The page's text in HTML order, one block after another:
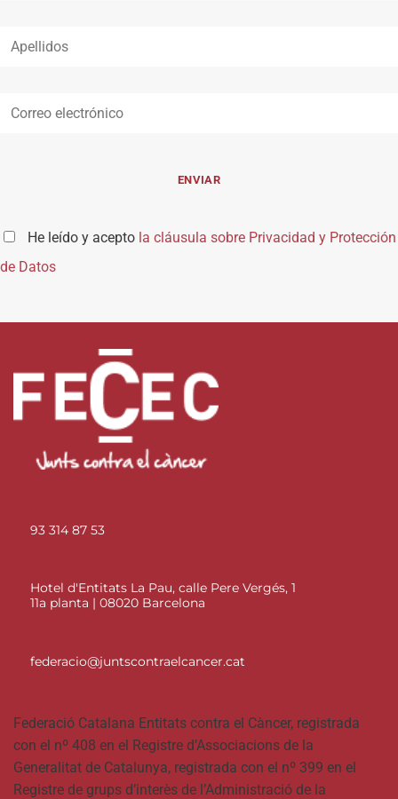
He leído y acepto la cláusula sobre Privacidad y Protección
de Datos
93 314 87 53
Hotel d'Entitats La Pau, calle Pere Vergés, 1
11a planta | 08020 Barcelona
federacio@juntscontraelcancer.cat
Federació Catalana Entitats contra el Càncer, registrada
con el nº 408 en el Registre d’Associacions de la
Generalitat de Catalunya, registrada con el nº 399 en el
Registre de grups d’interès de l’Administració de la